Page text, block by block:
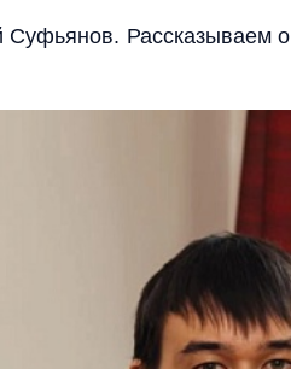
Суфьянов. Рассказываем